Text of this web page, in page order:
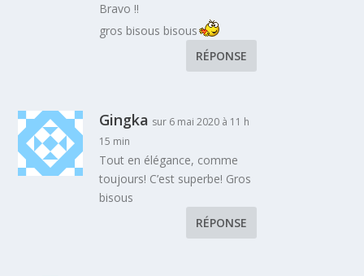
Bravo !!
gros bisous bisous
RÉPONSE
Gingka sur 6 mai 2020 à 11 h
15 min
Tout en élégance, comme
toujours! C’est superbe! Gros
bisous
RÉPONSE